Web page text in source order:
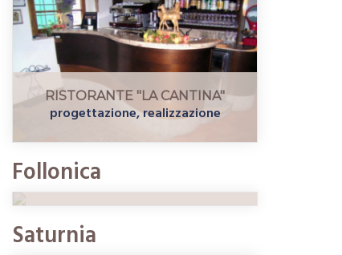
RISTORANTE "LA CANTINA"
progettazione, realizzazione
Follonica
RISTORANTE hotel PINETA
realizzazione, ristrutturazione,
arredamento
Saturnia